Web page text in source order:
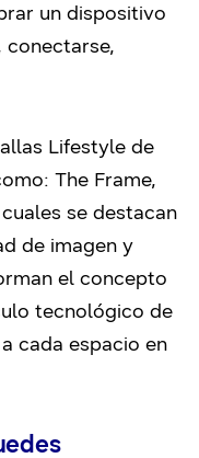
un dispositivo
conectarse,
Lifestyle de
The Frame,
se destacan
de imagen y
el concepto
tecnológico de
cada espacio en